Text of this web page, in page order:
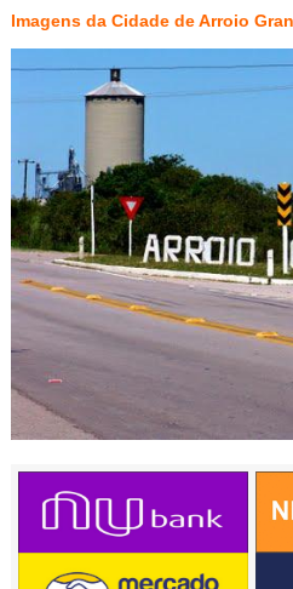
Imagens da Cidade de Arroio